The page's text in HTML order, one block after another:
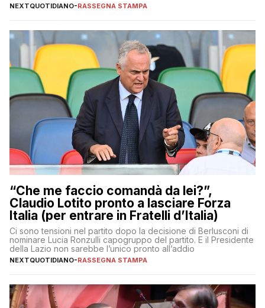
NEXTQUOTIDIANO-RASSEGNA STAMPA
“Che me faccio comandà da lei?”,
Claudio Lotito pronto a lasciare Forza
Italia (per entrare in Fratelli d’Italia)
Ci sono tensioni nel partito dopo la decisione di Berlusconi di
nominare Lucia Ronzulli capogruppo del partito. E il Presidente
della Lazio non sarebbe l’unico pronto all’addio
NEXTQUOTIDIANO-RASSEGNA STAMPA